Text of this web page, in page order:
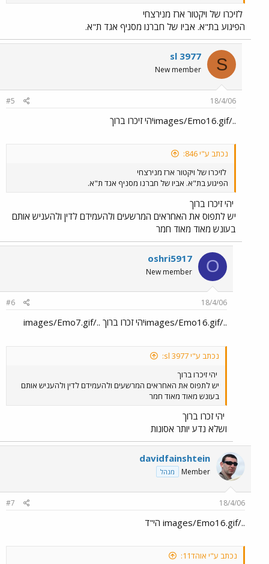
לזיכרו של ויקטור ארז מנירצחי
הפיגוע בת"א. אביו של חברנו מסניף אגד ת"א.
S
sl 3977
New member
18/4/06
#5
../images/Emo16.gifיהי זיכרו ברוך
נכתב ע"י 846:
לזיכרו של ויקטור ארז מנירצחי
הפיגוע בת"א. אביו של חברנו מסניף אגד ת"א.
יהי זיכרו ברוך
יש לתפוס את האחראים המרשעים ולהעמידם לדין ולהעניש אותם
בעונש מאוד מאוד חמר
O
oshri5917
New member
18/4/06
#6
../images/Emo16.gifיהי זכרו ברוך ../images/Emo7.gif
נכתב ע"י sl 3977:
יהי זיכרו ברוך
יש לתפוס את האחראים המרשעים ולהעמידם לדין ולהעניש אותם
בעונש מאוד מאוד חמר
יהי זכרו ברוך
ושלא נדע יותר אסונות
davidfainshtein
Member מנהל
18/4/06
#7
../images/Emo16.gif הי"ד
נכתב ע"י אוהד11: